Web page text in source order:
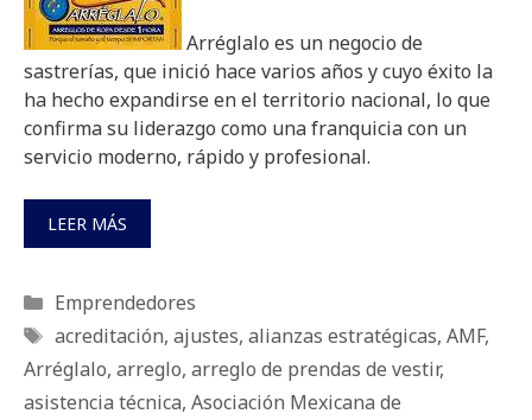
Arréglalo es un negocio de
sastrerías, que inició hace varios años y cuyo éxito la
ha hecho expandirse en el territorio nacional, lo que
confirma su liderazgo como una franquicia con un
servicio moderno, rápido y profesional.
LEER MÁS
Categorías
Emprendedores
Etiquetas
acreditación, ajustes, alianzas estratégicas, AMF,
Arréglalo, arreglo, arreglo de prendas de vestir,
asistencia técnica, Asociación Mexicana de